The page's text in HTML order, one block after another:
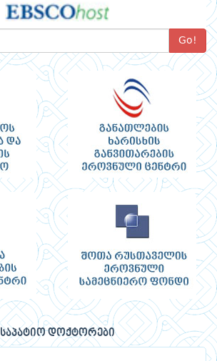
Go!
საპატიო დოქტორები